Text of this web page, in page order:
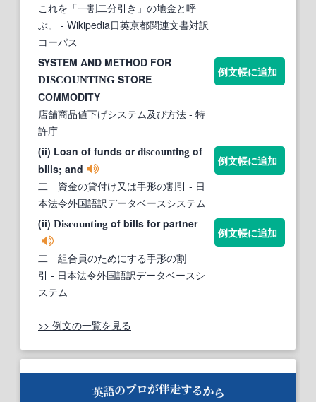
これを「一割二分引き」の地金と呼
ぶ。
- Wikipedia日英京都関連文書対訳
コーパス
SYSTEM AND METHOD FOR
DISCOUNTING STORE
COMMODITY
店舗商品値下げシステム及び方法 - 特
許庁
例文帳に追加
(ii) Loan of funds ordiscounting of
bills; and
二 資金の貸付け又は手形の割引 - 日
本法令外国語訳データベースシステム
例文帳に追加
(ii) Discounting of bills for partner
二 組合員のためにする手形の割
引 - 日本法令外国語訳データベースシ
ステム
例文帳に追加
>> 例文の一覧を見る